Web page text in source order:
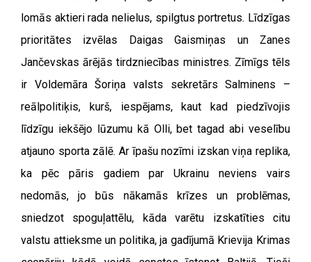
lomās aktieri rada nelielus, spilgtus portretus. Līdzīgas
prioritātes izvēlas Daigas Gaismiņas un Zanes
Jančevskas ārējās tirdzniecības ministres. Zīmīgs tēls
ir Voldemāra Šoriņa valsts sekretārs Salminens –
reālpolitiķis, kurš, iespējams, kaut kad piedzīvojis
līdzīgu iekšējo lūzumu kā Olli, bet tagad abi veselību
atjauno sporta zālē. Ar īpašu nozīmi izskan viņa replika,
ka pēc pāris gadiem par Ukrainu neviens vairs
nedomās, jo būs nākamās krīzes un problēmas,
sniedzot spoguļattēlu, kāda varētu izskatīties citu
valstu attieksme un politika, ja gadījumā Krievija Krimas